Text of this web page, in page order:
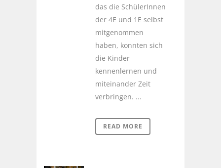
das die SchülerInnen
der 4E und 1E selbst
mitgenommen
haben, konnten sich
die Kinder
kennenlernen und
miteinander Zeit
verbringen. ...
READ MORE